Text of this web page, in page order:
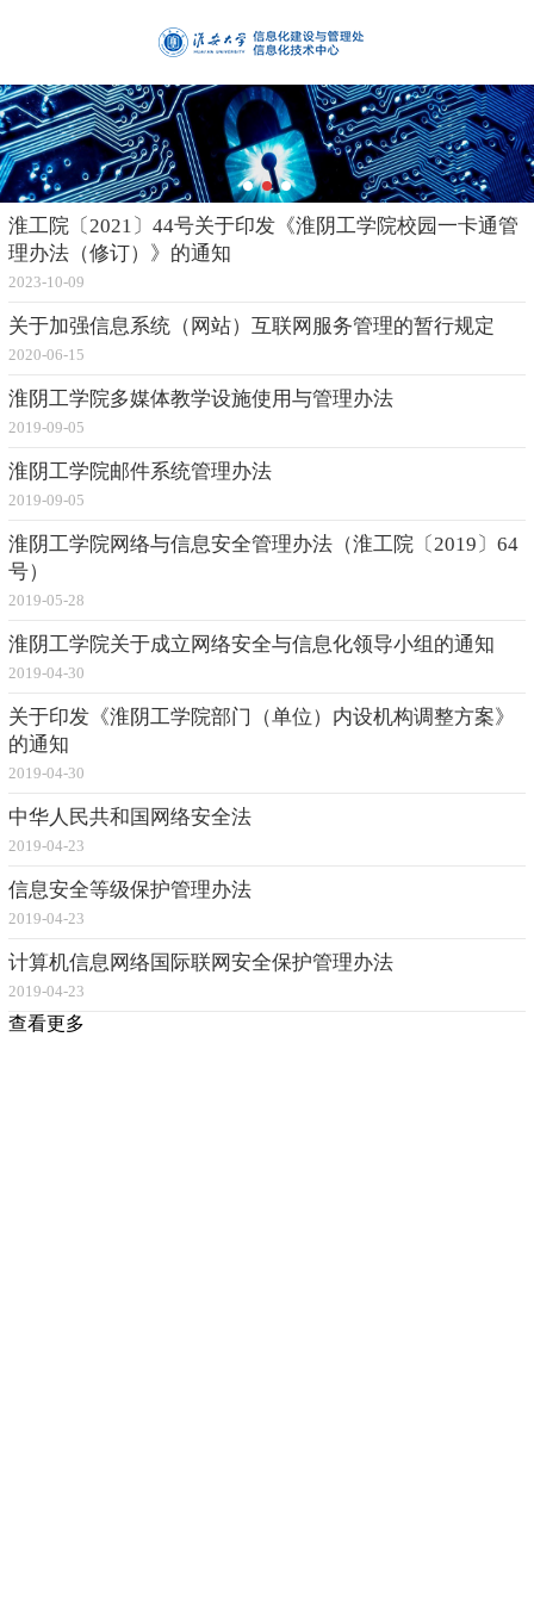
淮工院〔2021〕44号关于印发《淮阴工学院校园一卡通管
理办法（修订）》的通知
2023-10-09
关于加强信息系统（网站）互联网服务管理的暂行规定
2020-06-15
淮阴工学院多媒体教学设施使用与管理办法
2019-09-05
淮阴工学院邮件系统管理办法
2019-09-05
淮阴工学院网络与信息安全管理办法（淮工院〔2019〕64
号）
2019-05-28
淮阴工学院关于成立网络安全与信息化领导小组的通知
2019-04-30
关于印发《淮阴工学院部门（单位）内设机构调整方案》
的通知
2019-04-30
中华人民共和国网络安全法
2019-04-23
信息安全等级保护管理办法
2019-04-23
计算机信息网络国际联网安全保护管理办法
2019-04-23
查看更多